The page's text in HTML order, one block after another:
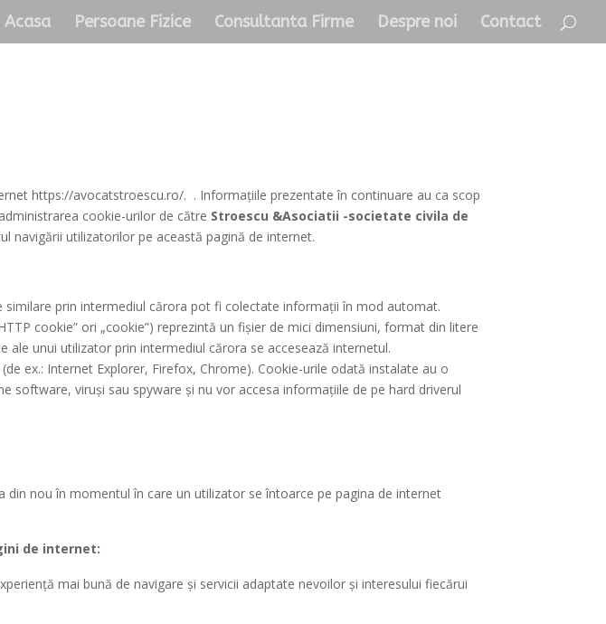
Acasa Persoane Fizice Consultanta Firme Despre noi Contact
https://avocatstroescu.ro/. . Informațiile prezentate în continuare au ca scop
cookie-urilor de către Stroescu &Asociatii -societate civila de
navigării utilizatorilor pe această pagină de internet.
prin intermediul cărora pot fi colectate informații în mod automat.
cookie” ori „cookie”) reprezintă un fișier de mici dimensiuni, format din litere
unui utilizator prin intermediul cărora se accesează internetul.
ex.: Internet Explorer, Firefox, Chrome). Cookie-urile odată instalate au o
software, viruși sau spyware și nu vor accesa informațiile de pe hard driverul
nou în momentul în care un utilizator se întoarce pe pagina de internet
de internet:
mai bună de navigare și servicii adaptate nevoilor și interesului fiecărui